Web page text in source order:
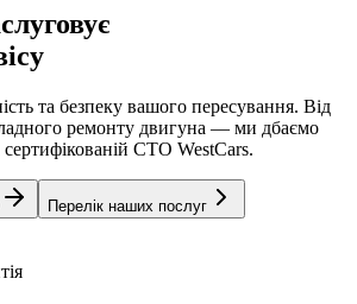
та безпеку вашого пересування. Від
ремонту двигуна — ми дбаємо
СТО WestCars.
Перелік наших послуг